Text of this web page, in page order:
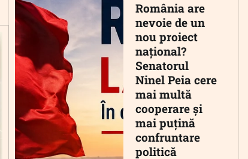
România are
nevoie de un
nou proiect
național?
Senatorul
Ninel Peia cere
mai multă
cooperare și
mai puțină
confruntare
politică